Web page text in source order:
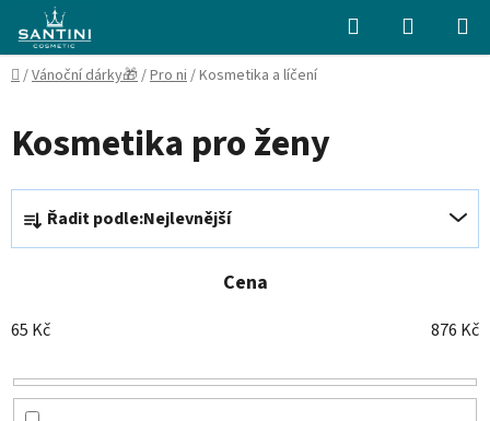
obsah
Hledat
KOŠÍK
Domů
/Vánoční dárky🎁/Pro ni/Kosmetika a líčení
Kosmetika pro ženy
Ř
z
n
í
p
r
Řadit podle:Nejlevnější
Cena
65 Kč 876 Kč